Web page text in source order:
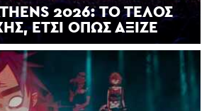
2026: ΤΟ ΤΈΛΟΣ
ΈΤΣΙ ΌΠΩΣ ΆΞΙΖΕ